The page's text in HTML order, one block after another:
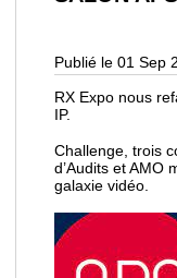
Publié le 01 Sep
RX Expo nous
IP.
Challenge, trois
d’Audits et AMO
galaxie vidéo.